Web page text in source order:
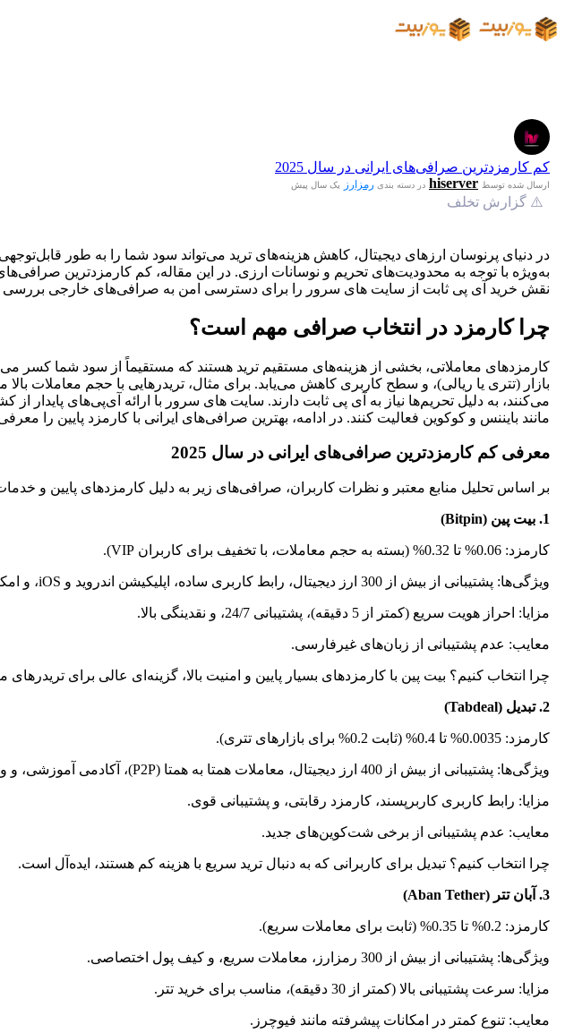
کم کارمزدترین صرافی‌های ایرانی در سال 2025
ارسال شده توسط hiserver در دسته بندی رمزارز یک سال پیش
⚠️ گزارش تخلف
در دنیای پرنوسان ارزهای دیجیتال، کاهش هزینه‌های ترید می‌تواند سود شما را به طور
نقش خرید آی پی ثابت از سایت های سرور را برای دسترسی امن به صرافی‌های خارجی بررسی
چرا کارمزد در انتخاب صرافی مهم است؟
بازار (تتری یا ریالی)، و سطح کاربری کاهش می‌یابد. برای مثال، تریدرهایی با حجم معاملات
می‌کنند، به دلیل تحریم‌ها نیاز به آی پی ثابت دارند. سایت های سرور با ارائه آی‌پی‌های پایدار
مانند بایننس و کوکوین فعالیت کنند. در ادامه، بهترین صرافی‌های ایرانی با کارمزد پایین را
معرفی کم کارمزدترین صرافی‌های ایرانی در سال 2025
بر اساس تحلیل منابع معتبر و نظرات کاربران، صرافی‌های زیر به دلیل کارمزدهای پایین و خدمات باکیفیت در
1. بیت پین (Bitpin)
کارمزد: 0.06% تا 0.32% (بسته به حجم معاملات، با تخفیف برای کاربران VIP).
ویژگی‌ها: پشتیبانی از بیش از 300 ارز دیجیتال، رابط کاربری ساده، اپلیکیشن اندروید و iOS، و امکان استیکینگ. بیت پین تحت نظارت پلیس فتا و به عنوان شرکت دانش‌بنیان فعالیت می‌کند.
مزایا: احراز هویت سریع (کمتر از 5 دقیقه)، پشتیبانی 24/7، و نقدینگی بالا.
معایب: عدم پشتیبانی از زبان‌های غیرفارسی.
چرا انتخاب کنیم؟ بیت پین با کارمزدهای بسیار پایین و امنیت بالا، گزینه‌ای عالی برای
2. تبدیل (Tabdeal)
کارمزد: 0.0035% تا 0.4% (ثابت 0.2% برای بازارهای تتری).
ویژگی‌ها: پشتیبانی از بیش از 400 ارز دیجیتال، معاملات همتا به همتا (P2P)، آکادمی آموزشی، و واریز/برداشت نامحدود.
مزایا: رابط کاربری کاربرپسند، کارمزد رقابتی، و پشتیبانی قوی.
معایب: عدم پشتیبانی از برخی شت‌کوین‌های جدید.
چرا انتخاب کنیم؟ تبدیل برای کاربرانی که به دنبال ترید سریع با هزینه کم هستند، ایده‌آل است.
3. آبان تتر (Aban Tether)
کارمزد: 0.2% تا 0.35% (ثابت برای معاملات سریع).
ویژگی‌ها: پشتیبانی از بیش از 300 رمزارز، معاملات سریع، و کیف پول اختصاصی.
مزایا: سرعت پشتیبانی بالا (کمتر از 30 دقیقه)، مناسب برای خرید تتر.
معایب: تنوع کمتر در امکانات پیشرفته مانند فیوچرز.